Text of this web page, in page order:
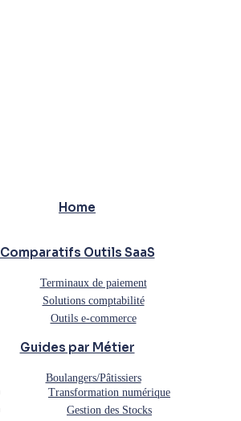
Home
Comparatifs Outils SaaS
Terminaux de paiement
Solutions comptabilité
Outils e-commerce
Guides par Métier
Boulangers/Pâtissiers
Transformation numérique
Gestion des Stocks